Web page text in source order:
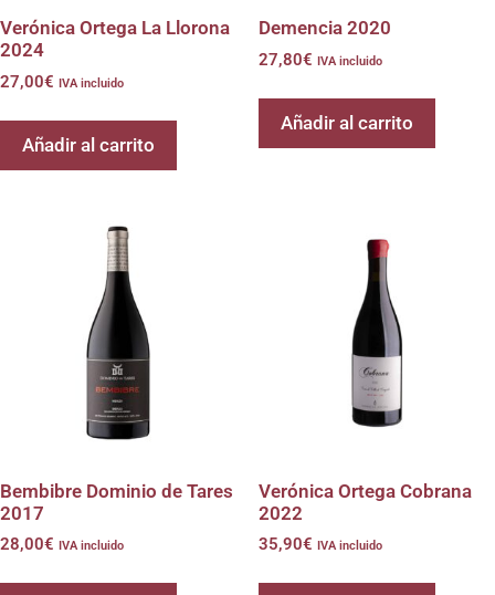
Verónica Ortega La Llorona
2024
27,00€ IVA incluido
Añadir al carrito
Demencia 2020
27,80€ IVA incluido
Añadir al carrito
Bembibre Dominio de Tares
2017
28,00€ IVA incluido
Verónica Ortega Cobrana
2022
35,90€ IVA incluido